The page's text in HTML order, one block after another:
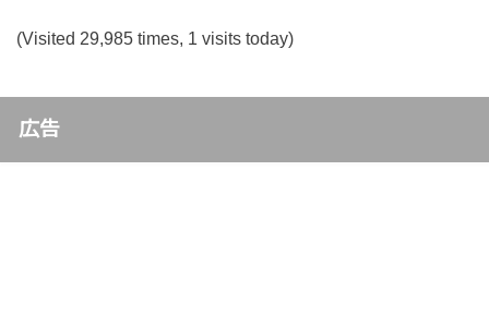
(Visited 29,985 times, 1 visits today)
広告